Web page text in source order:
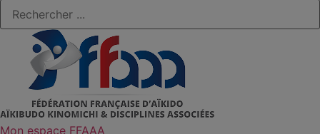
Mon espace FFAAA